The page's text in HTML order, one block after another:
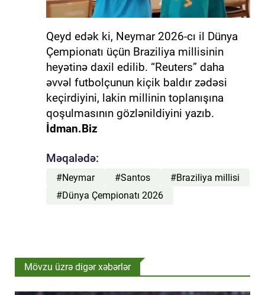
Qeyd edək ki, Neymar 2026-cı il Dünya
Çempionatı üçün Braziliya millisinin
heyətinə daxil edilib. “Reuters” daha
əvvəl futbolçunun kiçik baldır zədəsi
keçirdiyini, lakin millinin toplanışına
qoşulmasının gözlənildiyini yazıb.
İdman.Biz
Məqalədə:
#Neymar #Santos
#Braziliya millisi
#Dünya Çempionatı 2026
Mövzu üzrə digər xəbərlər